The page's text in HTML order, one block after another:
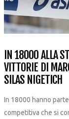
IN 18000 ALLA
VITTORIE DI
SILAS NIGETICH
In 18000 hanno
competitiva che si